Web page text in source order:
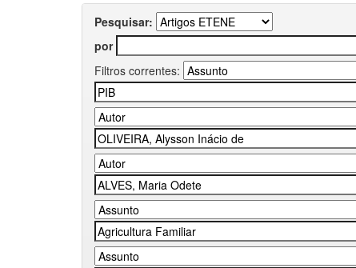
Pesquisar:
por
Filtros correntes: